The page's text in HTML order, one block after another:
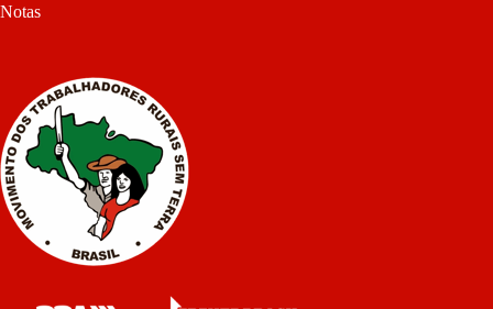
Notas